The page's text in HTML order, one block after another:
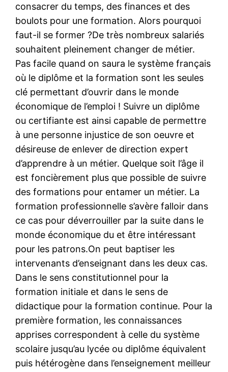
consacrer du temps, des finances et des
boulots pour une formation. Alors pourquoi
faut-il se former ?De très nombreux salariés
souhaitent pleinement changer de métier.
Pas facile quand on saura le système français
où le diplôme et la formation sont les seules
clé permettant d’ouvrir dans le monde
économique de l’emploi ! Suivre un diplôme
ou certifiante est ainsi capable de permettre
à une personne injustice de son oeuvre et
désireuse de enlever de direction expert
d’apprendre à un métier. Quelque soit l’âge il
est foncièrement plus que possible de suivre
des formations pour entamer un métier. La
formation professionnelle s’avère falloir dans
ce cas pour déverrouiller par la suite dans le
monde économique du et être intéressant
pour les patrons.On peut baptiser les
intervenants d’enseignant dans les deux cas.
Dans le sens constitutionnel pour la
formation initiale et dans le sens de
didactique pour la formation continue. Pour la
première formation, les connaissances
apprises correspondent à celle du système
scolaire jusqu’au lycée ou diplôme équivalent
puis hétérogène dans l’enseignement meilleur